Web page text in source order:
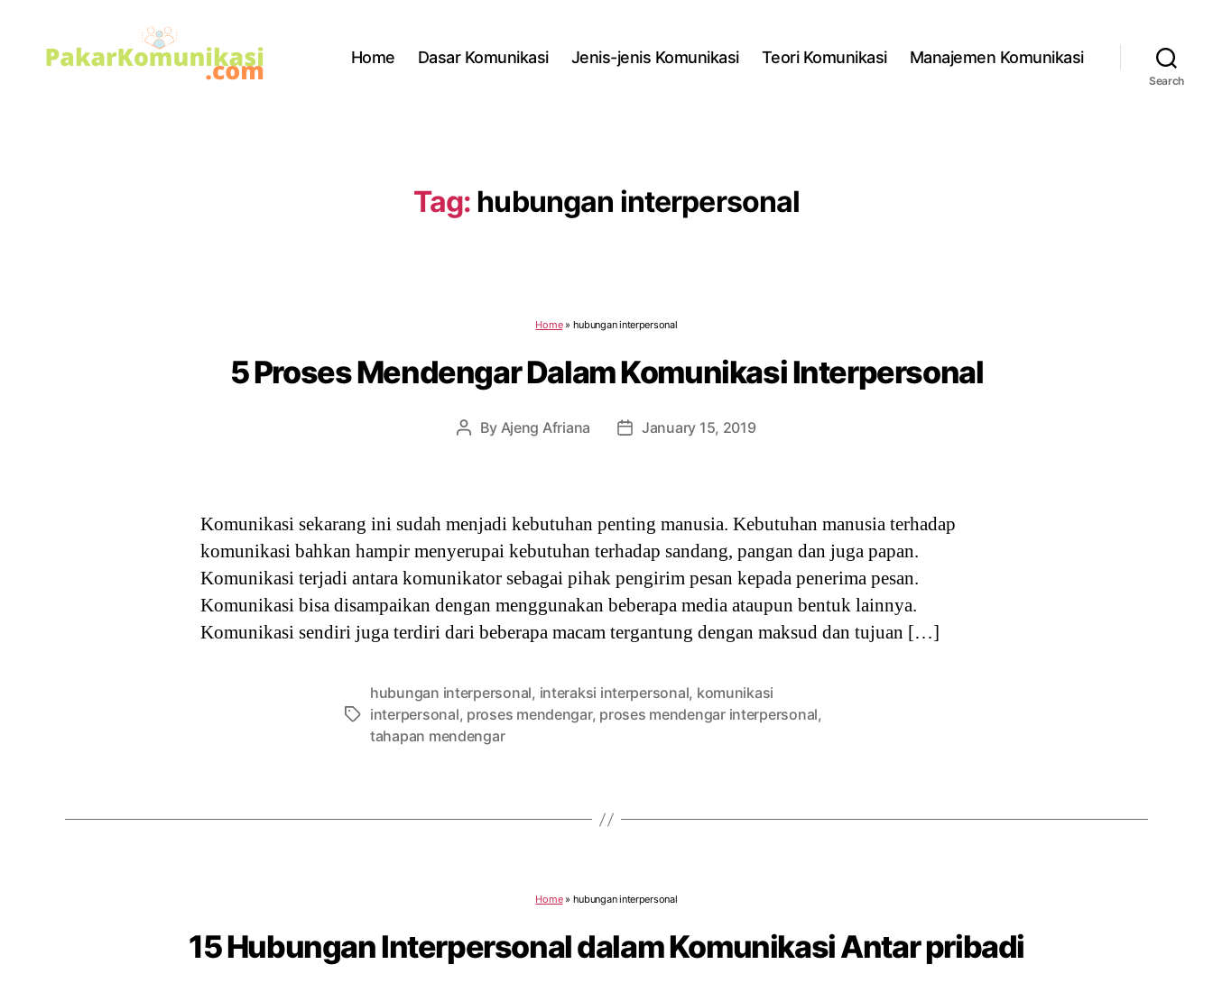
Home Dasar Komunikasi Jenis-jenis Komunikasi Teori Komunikasi Manajemen Komunikasi
Search
Tag: hubungan interpersonal
Home» hubungan interpersonal
5 Proses Mendengar Dalam Komunikasi Interpersonal
Post
By Ajeng Afriana
PostJanuary 15, 2019
Komunikasi sekarang ini sudah menjadi kebutuhan penting manusia. Kebutuhan manusia terhadap
komunikasi bahkan hampir menyerupai kebutuhan terhadap sandang, pangan dan juga papan.
Komunikasi terjadi antara komunikator sebagai pihak pengirim pesan kepada penerima pesan.
Komunikasi bisa disampaikan dengan menggunakan beberapa media ataupun bentuk lainnya.
Komunikasi sendiri juga terdiri dari beberapa macam tergantung dengan maksud dan tujuan […]
Tags
hubungan interpersonal, interaksi interpersonal, komunikasi
interpersonal, proses mendengar, proses mendengar interpersonal,
tahapan mendengar
Home» hubungan interpersonal
15 Hubungan Interpersonal dalam Komunikasi Antar pribadi